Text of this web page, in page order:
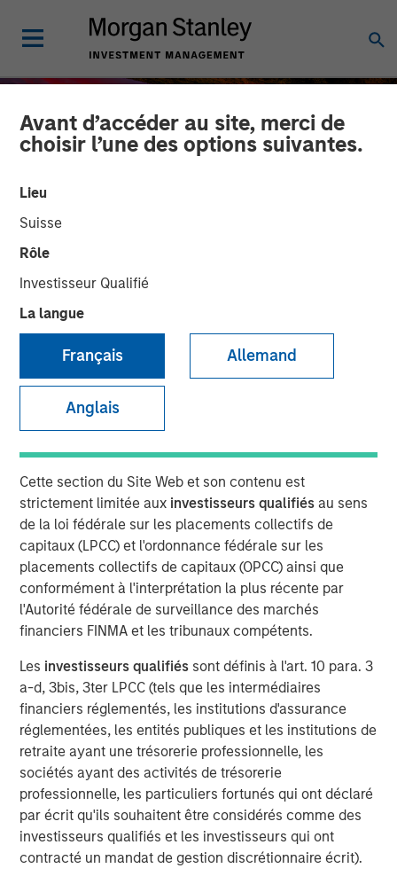
Avant d’accéder au site, merci de
choisir l’une des options suivantes.
Lieu
Suisse
Rôle
Investisseur Qualifié
La langue
Français Allemand
Anglais
Cette section du Site Web et son contenu est
strictement limitée aux investisseurs qualifiésau sens
de la loi fédérale sur les placements collectifs de
capitaux (LPCC) et l'ordonnance fédérale sur les
placements collectifs de capitaux (OPCC) ainsi que
conformément à l'interprétation la plus récente par
l'Autorité fédérale de surveillance des marchés
financiers FINMA et les tribunaux compétents.
Les investisseurs qualifiés sont définis à l'art. 10 para. 3
a-d, 3bis, 3ter LPCC (tels que les intermédiaires
financiers réglementés, les institutions d'assurance
réglementées, les entités publiques et les institutions de
retraite ayant une trésorerie professionnelle, les
sociétés ayant des activités de trésorerie
professionnelle, les particuliers fortunés qui ont déclaré
par écrit qu'ils souhaitent être considérés comme des
investisseurs qualifiés et les investisseurs qui ont
contracté un mandat de gestion discrétionnaire écrit).
INSIGHTS
Engage Spring 2026
08 JUIN 2026
Operational resilience and supply chain risk
This piece summarizes our engagement with a leading
multinationalbeverage corporation we hold — including a
site visit to the company’slargest franchise bottler’s
Jundiaí facility in São Paulo, as well asfollow-up
discussions with the beverage company’s
sustainabilityteam — to assess how potentially financially
packaging, and climate resilience are beingmanaged
following the company’s December 2024 revision of
severalsustainability targets.
Physical climate risks: terroir-dependentrisks and
opportunities
Physical climate risks — such as shifting temperature
patterns, waterscarcity, and soil degradation — are
emerging as potentially financiallymaterial
considerations for global beverage producers. These